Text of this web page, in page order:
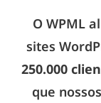
O WPML
sites
250.000
que